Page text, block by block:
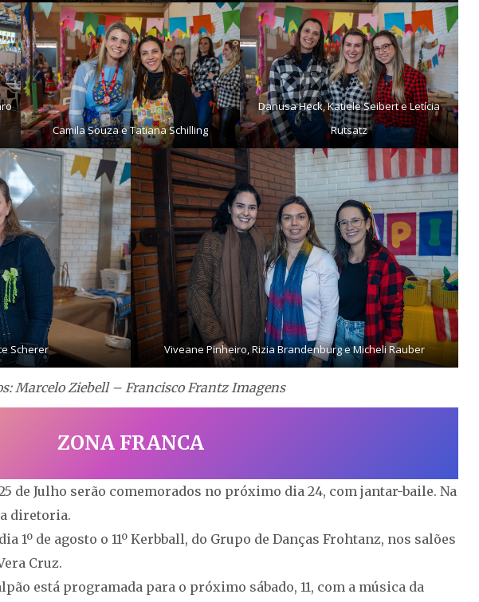
Camila Souza e Tatiana Schilling
Danusa Heck, Katiele Seibert e Letícia
Rutsatz
Scherer Viveane Pinheiro, Rizia Brandenburg e Micheli Rauber
Marcelo Ziebell – Francisco Frantz Imagens
ZONA FRANCA
de Julho serão comemorados no próximo dia 24, com jantar-baile. Na
diretoria.
1º de agosto o 11º Kerbball, do Grupo de Danças Frohtanz, nos salões
Cruz.
está programada para o próximo sábado, 11, com a música da